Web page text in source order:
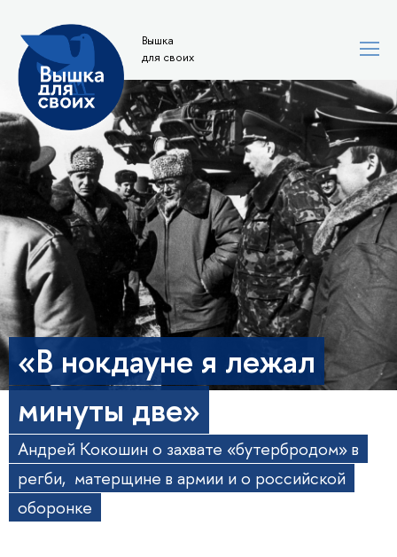
Вышка
для своих
«В нокдауне я лежал
минуты две»
Андрей Кокошин о захвате «бутербродом» в
регби, матерщине в армии и о российской
оборонке